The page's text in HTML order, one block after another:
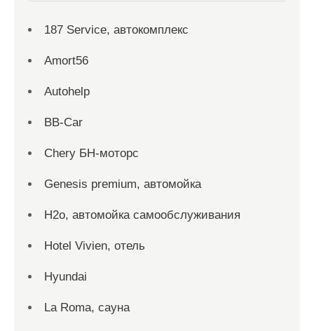
187 Service, автокомплекс
Amort56
Autohelp
BB-Car
Chery БН-моторс
Genesis premium, автомойка
H2o, автомойка самообслуживания
Hotel Vivien, отель
Hyundai
La Roma, сауна